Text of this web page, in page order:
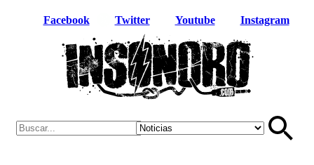
Facebook Twitter Youtube Instagram